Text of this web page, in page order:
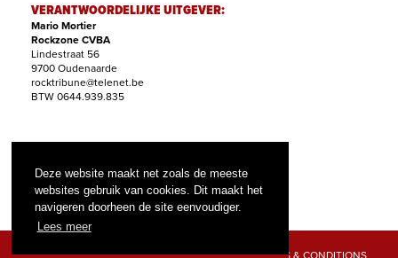
Deze website maakt net zoals de meeste
websites gebruik van cookies. Dit maakt het
navigeren doorheen de site eenvoudiger.
Lees meer
VERANTWOORDELIJKE UITGEVER:
Mario Mortier
Rockzone CVBA
Lindestraat 56
9700 Oudenaarde
rocktribune@telenet.be
BTW 0644.939.835
Filip Nollet
abonnementen@rock-tribune.com